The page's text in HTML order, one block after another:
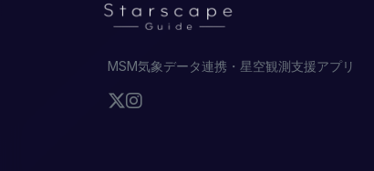
MSM気象データ連携・星空観測支援アプリ